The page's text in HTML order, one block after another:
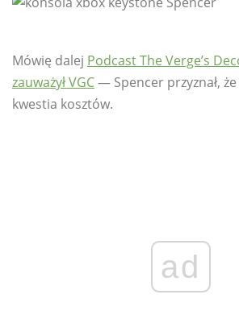
Mówię dalej Podcast The Verge’s
zauważył VGC— Spencer przyznał, że
kwestia kosztów.
ad